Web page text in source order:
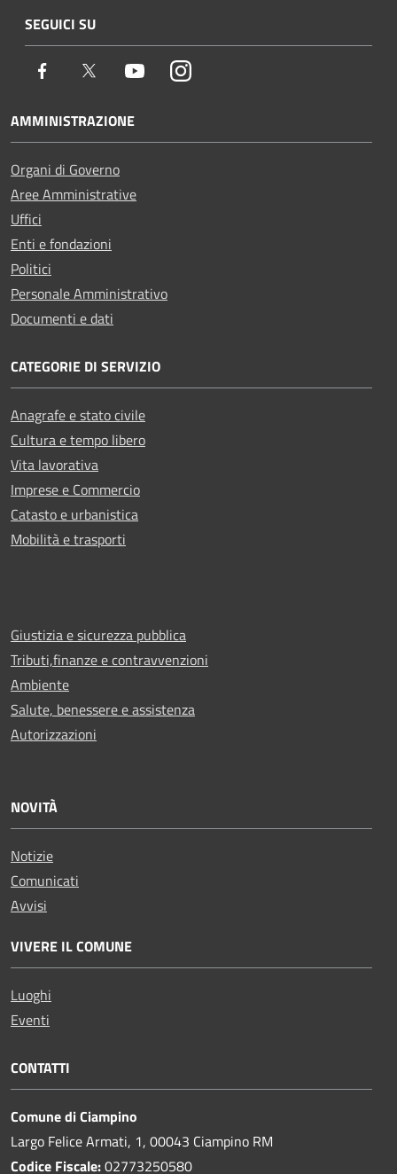
SEGUICI SU
Facebook Twitter YoutubeInstagram
AMMINISTRAZIONE
Organi di Governo
Aree Amministrative
Uffici
Enti e fondazioni
Politici
Personale Amministrativo
Documenti e dati
CATEGORIE DI SERVIZIO
Anagrafe e stato civile
Cultura e tempo libero
Vita lavorativa
Imprese e Commercio
Catasto e urbanistica
Mobilità e trasporti
Giustizia e sicurezza pubblica
Tributi,finanze e contravvenzioni
Ambiente
Salute, benessere e assistenza
Autorizzazioni
NOVITÀ
Notizie
Comunicati
Avvisi
VIVERE IL COMUNE
Luoghi
Eventi
CONTATTI
Comune di Ciampino
Largo Felice Armati, 1, 00043 Ciampino RM
Codice Fiscale:02773250580